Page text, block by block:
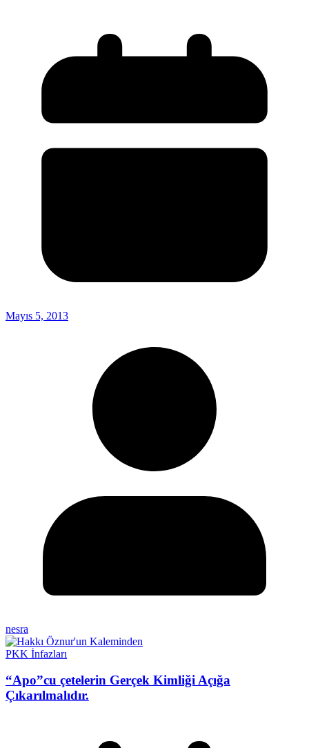
Mayıs 5, 2013
nesra
PKK İnfazları
“Apo”cu çetelerin Gerçek Kimliği Açığa
Çıkarılmalıdır.